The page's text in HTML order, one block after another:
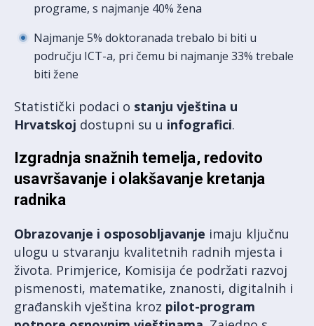
programe, s najmanje 40% žena
Najmanje 5% doktoranada trebalo bi biti u
području ICT-a, pri čemu bi najmanje 33% trebale
biti žene
Statistički podaci o stanju vještina u
Hrvatskoj dostupni su u infografici.
Izgradnja snažnih temelja, redovito
usavršavanje i olakšavanje kretanja
radnika
Obrazovanje i osposobljavanje imaju ključnu
ulogu u stvaranju kvalitetnih radnih mjesta i
života. Primjerice, Komisija će podržati razvoj
pismenosti, matematike, znanosti, digitalnih i
građanskih vještina kroz pilot-program